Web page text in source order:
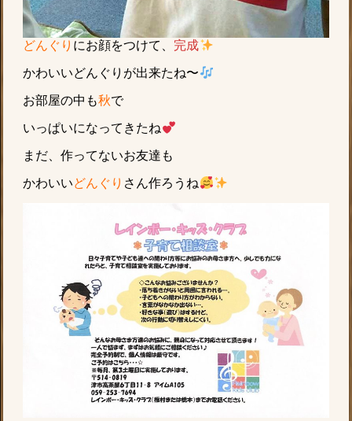
どんぐり にお顔をつけて、 完成
かわいいどんぐりが出来たね〜
お部屋の中も秋で
いっぱいになってきたね
まだ、作ってないお友達も
かわいいどんぐり さん作ろうね